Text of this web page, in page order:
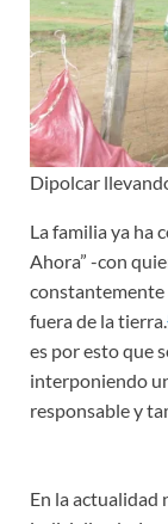
Dipolcar
La familia ya ha
Ahora” -con
constantemente
fuera de la tierra.
es por esto que
interponiendo
responsable y
En la actualidad